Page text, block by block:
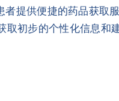
提供便捷的药品获取
取初步的个性化信息和